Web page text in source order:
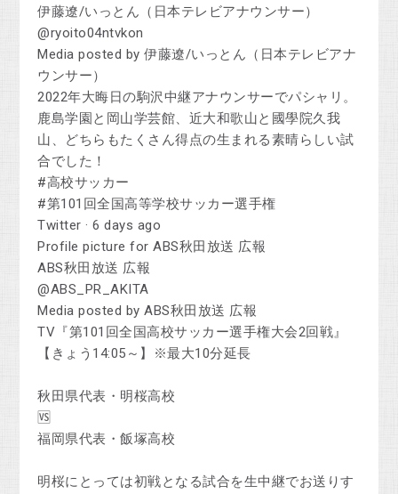
伊藤遼/いっとん（日本テレビアナウンサー）
@ryoito04ntvkon
Media posted by 伊藤遼/いっとん（日本テレビアナ
ウンサー）
2022年大晦日の駒沢中継アナウンサーでパシャリ。
鹿島学園と岡山学芸館、近大和歌山と國學院久我
山、どちらもたくさん得点の生まれる素晴らしい試
合でした！
#高校サッカー
#第101回全国高等学校サッカー選手権
Twitter · 6 days ago
Profile picture for ABS秋田放送 広報
ABS秋田放送 広報
@ABS_PR_AKITA
Media posted by ABS秋田放送 広報
TV『第101回全国高校サッカー選手権大会2回戦』
【きょう14:05～】※最大10分延長
秋田県代表・明桜高校
🆚
福岡県代表・飯塚高校
明桜にとっては初戦となる試合を生中継でお送りす